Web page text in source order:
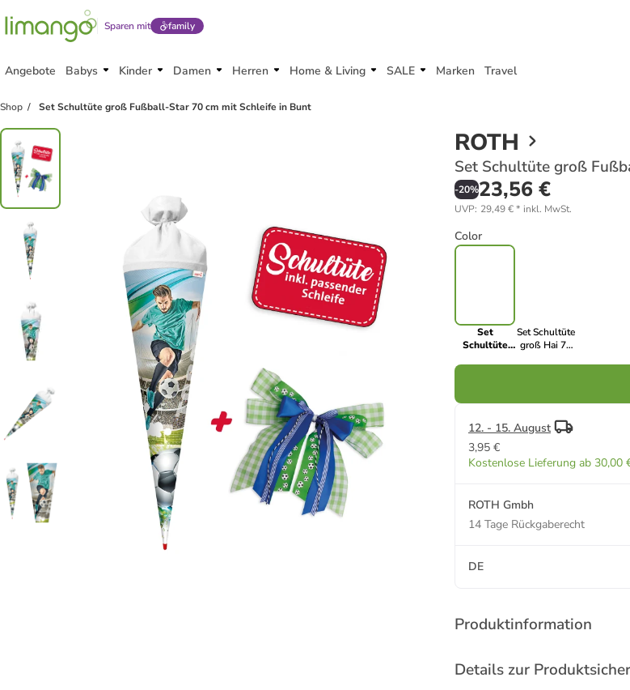
Sparen mit family
Angebote Babys Kinder Damen Herren Home & Living SALE Marken Travel
Shop Set Schultüte groß Fußball-Star 70 cm mit Schleife in Bunt
ROTH
Set Schultüte groß
-20%23,56 €
UVP: 29,49 €* inkl. MwSt.
Color
Set
Schultüte
Fußball-Star
Set Schultüte
groß Hai 70
12. - 15. August
3,95 €
Kostenlose Lieferung ab 30,00
ROTH Gmbh
14 Tage Rückgaberecht
DE
Produktinformation
Details zur